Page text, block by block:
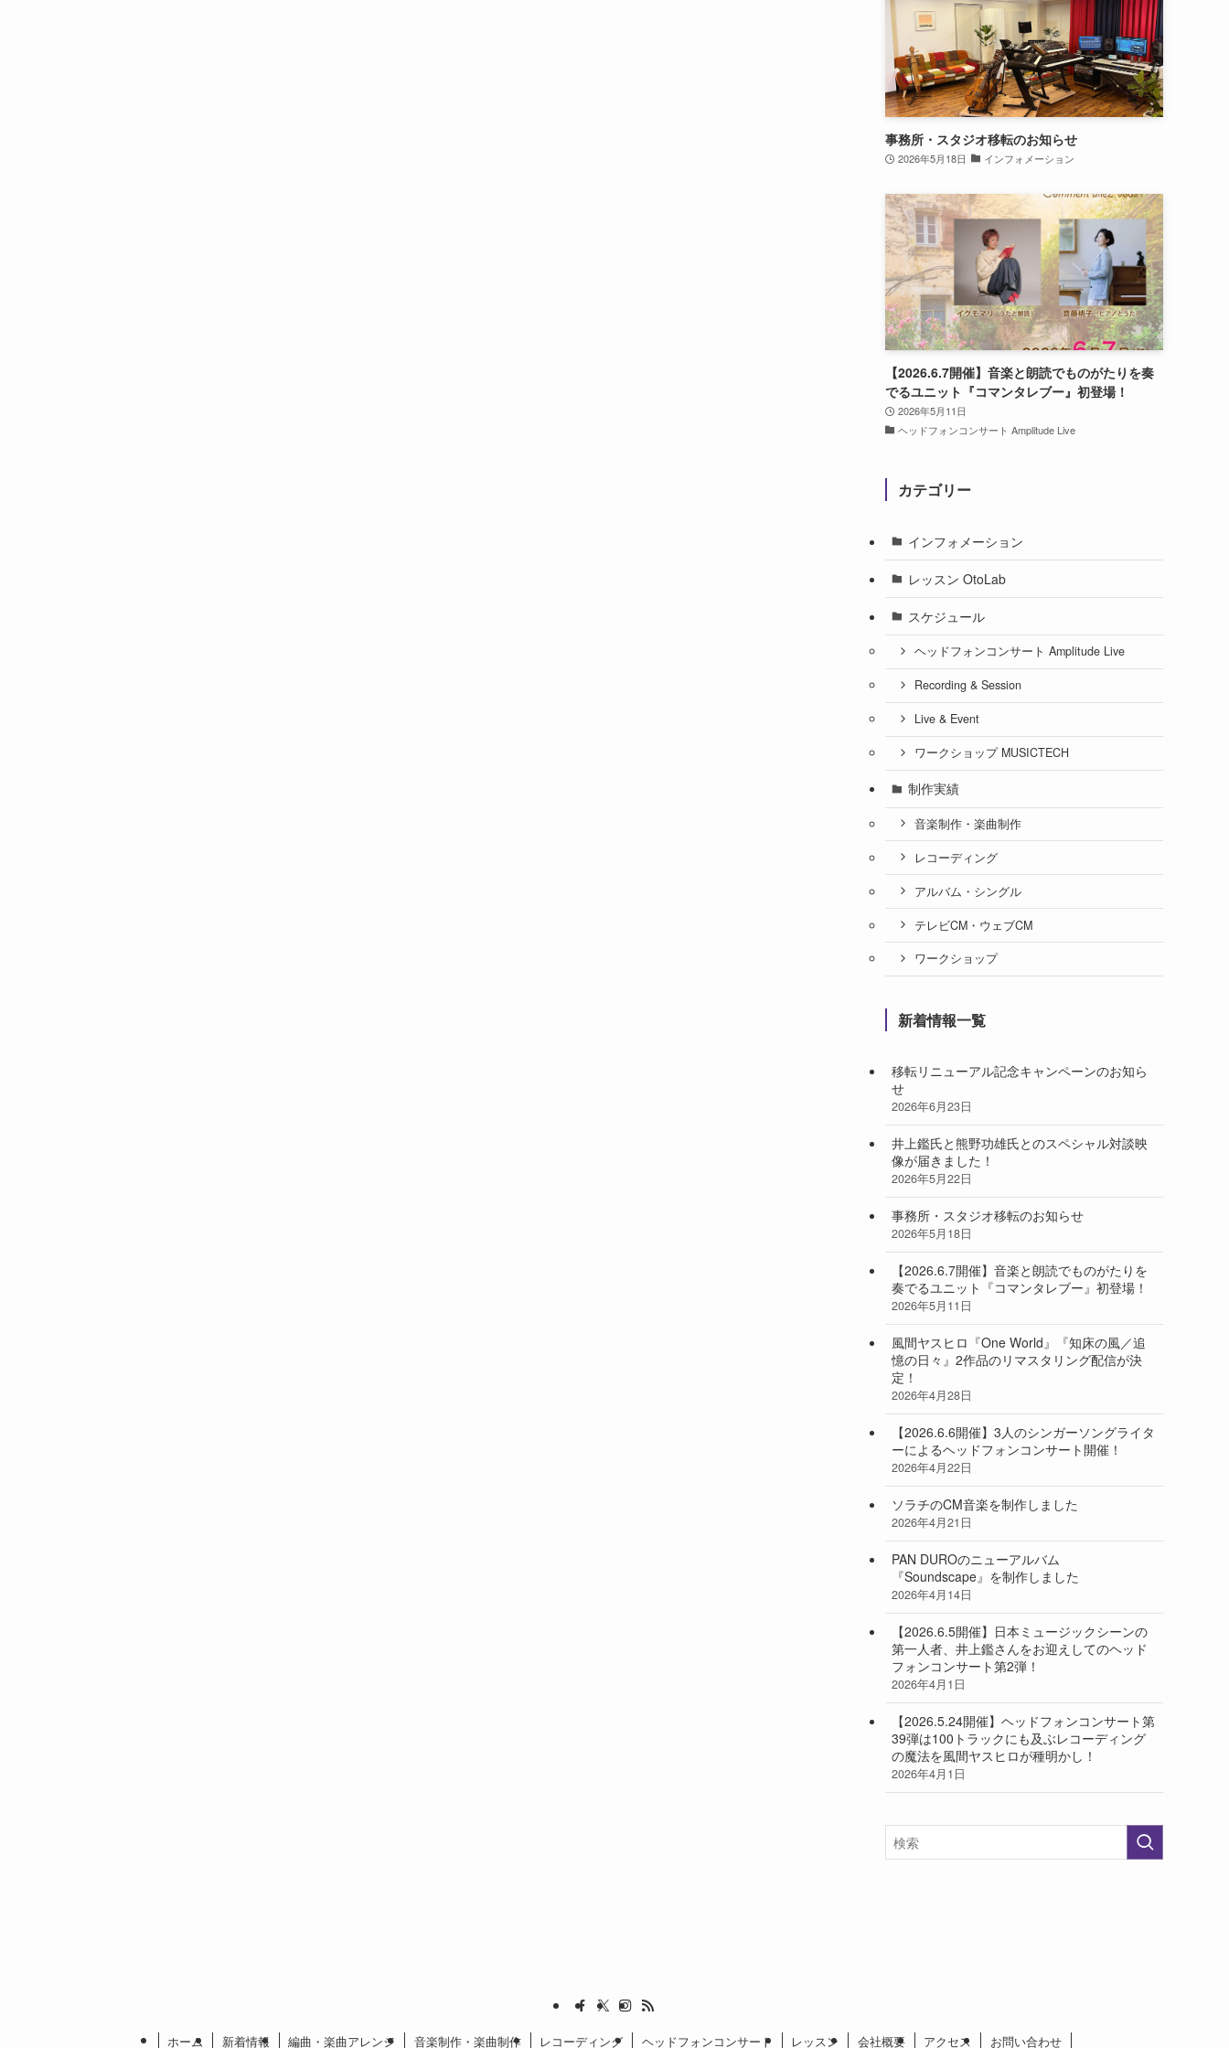
事務所・スタジオ移転のお知らせ
2026年5月18日 インフォメーション
【2026.6.7開催】音楽と朗読でものがたりを奏
でるユニット『コマンタレブー』初登場！
2026年5月11日
ヘッドフォンコンサート Amplitude Live
カテゴリー
インフォメーション
レッスン OtoLab
スケジュール
ヘッドフォンコンサート Amplitude Live
Recording & Session
Live & Event
ワークショップ MUSICTECH
制作実績
音楽制作・楽曲制作
レコーディング
アルバム・シングル
テレビCM・ウェブCM
ワークショップ
新着情報一覧
移転リニューアル記念キャンペーンのお知ら
せ
2026年6月23日
井上鑑氏と熊野功雄氏とのスペシャル対談映
像が届きました！
2026年5月22日
事務所・スタジオ移転のお知らせ
2026年5月18日
【2026.6.7開催】音楽と朗読でものがたりを
奏でるユニット『コマンタレブー』初登場！
2026年5月11日
風間ヤスヒロ『One World』『知床の風／追
憶の日々』2作品のリマスタリング配信が決
定！
2026年4月28日
【2026.6.6開催】3人のシンガーソングライタ
ーによるヘッドフォンコンサート開催！
2026年4月22日
ソラチのCM音楽を制作しました
2026年4月21日
PAN DUROのニューアルバム
『Soundscape』を制作しました
2026年4月14日
【2026.6.5開催】日本ミュージックシーンの
第一人者、井上鑑さんをお迎えしてのヘッド
フォンコンサート第2弾！
2026年4月1日
【2026.5.24開催】ヘッドフォンコンサート第
39弾は100トラックにも及ぶレコーディング
の魔法を風間ヤスヒロが種明かし！
2026年4月1日
ホーム 新着情報 編曲・楽曲アレンジ 音楽制作・楽曲制作 レコーディング ヘッドフォンコンサート レッスン 会社概要 アクセス お問い合わせ